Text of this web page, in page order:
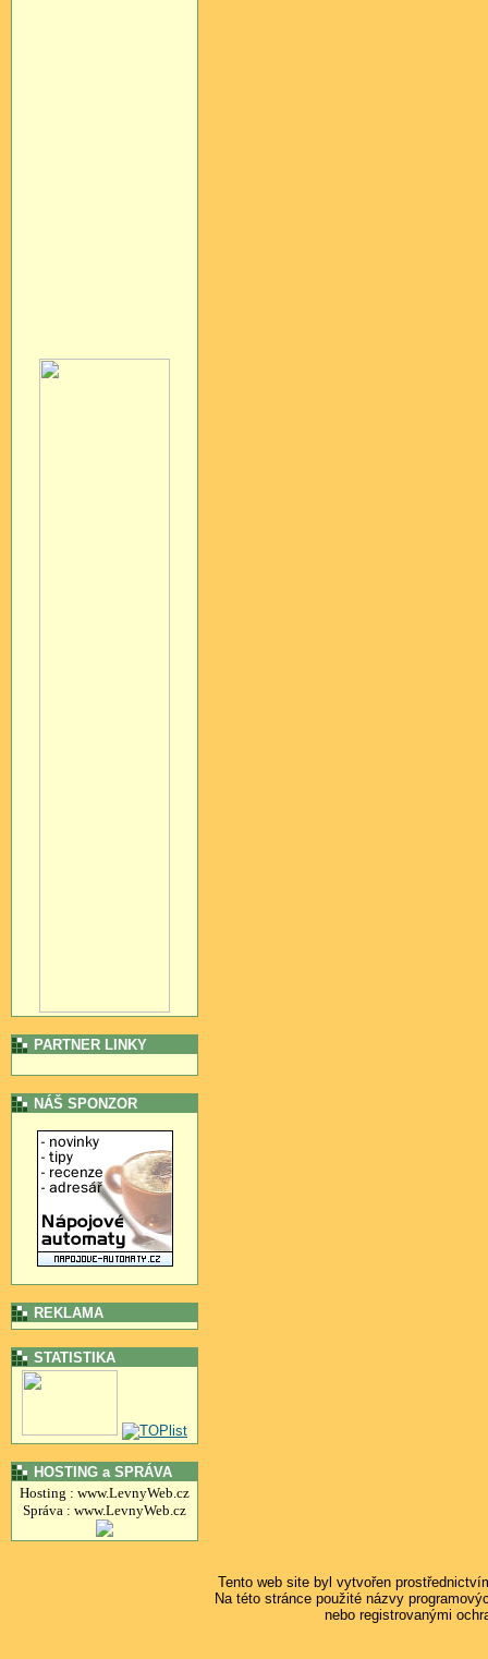
PARTNER LINKY
NÁŠ SPONZOR
REKLAMA
STATISTIKA
HOSTING a SPRÁVA
Hosting : www.LevnyWeb.cz
Správa : www.LevnyWeb.cz
Tento web site byl vytvořen
Na této stránce použité názvy
nebo registrovanými